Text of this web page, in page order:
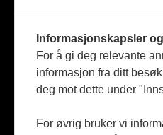
Informasjonskapsler
For å gi deg relevante
informasjon fra ditt
deg mot dette under
For øvrig bruker vi